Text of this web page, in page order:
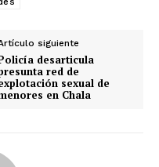
siguiente
desarticula
red de
sexual de
en Chala